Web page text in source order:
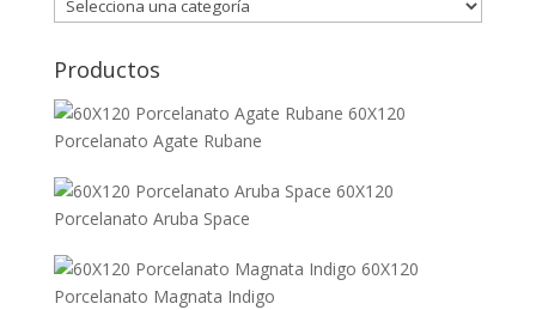
Productos
60X120
Porcelanato Agate Rubane
60X120
Porcelanato Aruba Space
60X120
Porcelanato Magnata Indigo